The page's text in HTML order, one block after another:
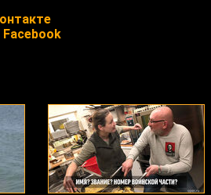
Facebook